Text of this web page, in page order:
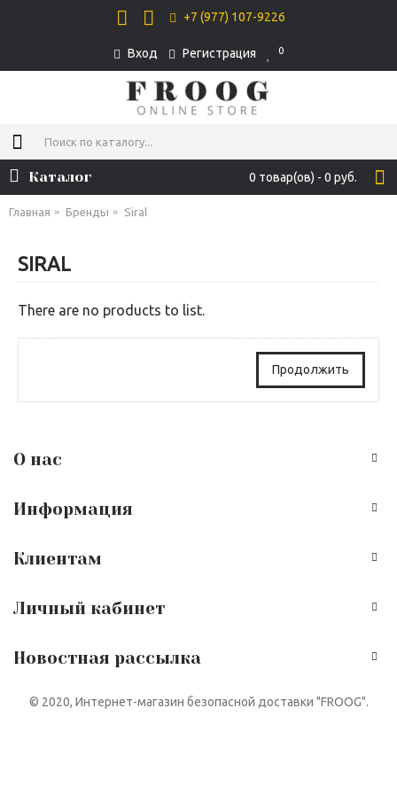
+7 (977) 107-9226
Вход Регистрация 0
0 товар(ов) - 0 руб.
Каталог
Главная Бренды Siral
SIRAL
There are no products to list.
Продолжить
О нас
Информация
Клиентам
Личный кабинет
Новостная рассылка
© 2020, Интернет-магазин безопасной доставки "FROOG".